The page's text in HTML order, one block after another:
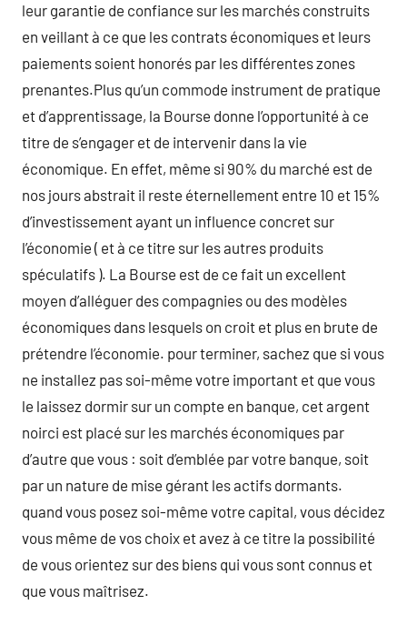
leur garantie de confiance sur les marchés construits
en veillant à ce que les contrats économiques et leurs
paiements soient honorés par les différentes zones
prenantes.Plus qu’un commode instrument de pratique
et d’apprentissage, la Bourse donne l’opportunité à ce
titre de s’engager et de intervenir dans la vie
économique. En effet, même si 90% du marché est de
nos jours abstrait il reste éternellement entre 10 et 15%
d’investissement ayant un influence concret sur
l’économie ( et à ce titre sur les autres produits
spéculatifs ). La Bourse est de ce fait un excellent
moyen d’alléguer des compagnies ou des modèles
économiques dans lesquels on croit et plus en brute de
prétendre l’économie. pour terminer, sachez que si vous
ne installez pas soi-même votre important et que vous
le laissez dormir sur un compte en banque, cet argent
noirci est placé sur les marchés économiques par
d’autre que vous : soit d’emblée par votre banque, soit
par un nature de mise gérant les actifs dormants.
quand vous posez soi-même votre capital, vous décidez
vous même de vos choix et avez à ce titre la possibilité
de vous orientez sur des biens qui vous sont connus et
que vous maîtrisez.